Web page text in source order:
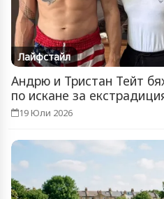
Лайфстайл
Андрю и Тристан Тейт
по искане за
19 Юли 2026